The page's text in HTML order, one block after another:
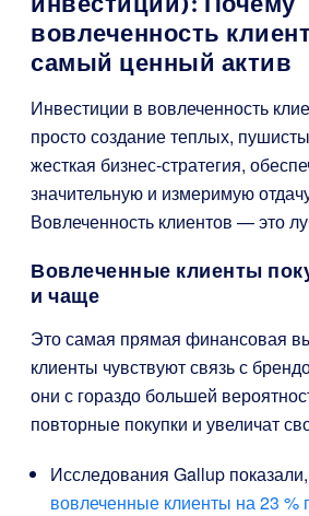
вовлеченность
самый ценный актив
Инвестиции в вовлеченность
просто создание теплых,
жесткая бизнес-стратегия,
значительную и измеримую
Вовлеченность клиентов — это
Вовлеченные клиенты
и чаще
Это самая прямая финансовая
клиенты чувствуют связь с
они с гораздо большей
повторные покупки и увеличат
Исследования Gallup
вовлеченные клиенты на 23 %